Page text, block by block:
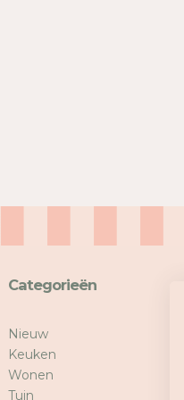
Categorieën
Nieuw
Keuken
Wonen
Tuin